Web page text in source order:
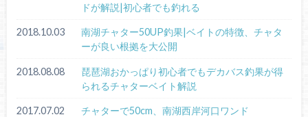
ドが解説|初心者でも釣れる
2018.10.03
南湖チャター50UP釣果|ベイトの特徴、チャタ
ーが良い根拠を大公開
2018.08.08
琵琶湖おかっぱり初心者でもデカバス釣果が得
られるチャターベイト解説
2017.07.02 チャターで50cm、南湖西岸河口ワンド